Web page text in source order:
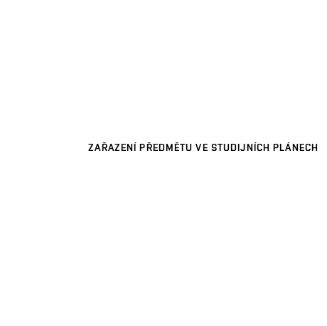
ZAŘAZENÍ PŘEDMĚTU VE STUDIJNÍCH PLÁNECH